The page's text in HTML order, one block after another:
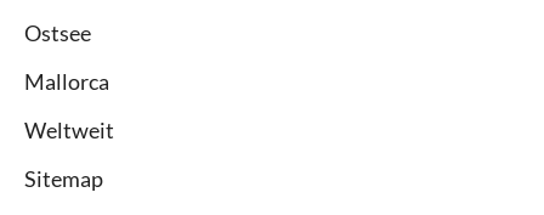
Ostsee
Mallorca
Weltweit
Sitemap